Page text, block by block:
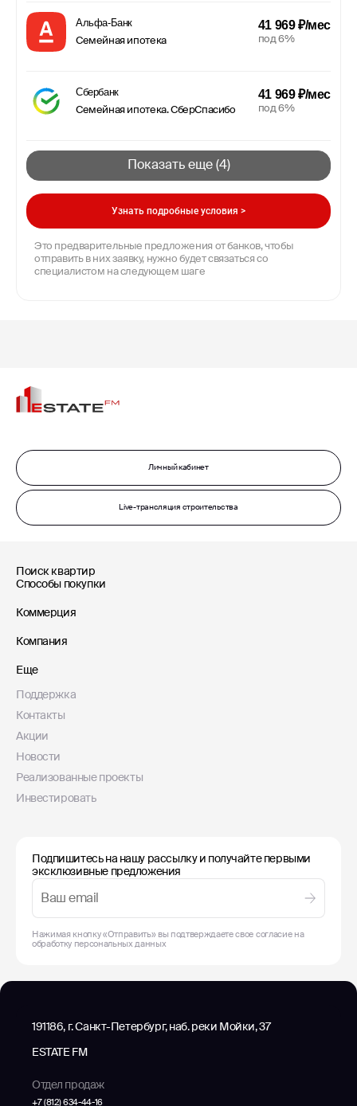
Альфа-Банк
Семейная ипотека
41 969 ₽/мес
под 6%
Сбербанк
Семейная ипотека. СберСпасибо
41 969 ₽/мес
под 6%
Показать еще (4)
Узнать подробные условия >
Это предварительные предложения от банков, чтобы
отправить в них заявку, нужно будет связаться со
специалистом на следующем шаге
Личный кабинет
Live-трансляция строительства
Поиск квартир
Способы покупки
Коммерция
Компания
Еще
Поддержка
Контакты
Акции
Новости
Реализованные проекты
Инвестировать
Подпишитесь на нашу рассылку и получайте первыми
эксклюзивные предложения
Нажимая кнопку «Отправить» вы подтверждаете свое согласие на
обработку персональных данных
191186, г. Санкт-Петербург, наб. реки Мойки, 37
ESTATE FM
Отдел продаж
+7 (812) 634-44-16